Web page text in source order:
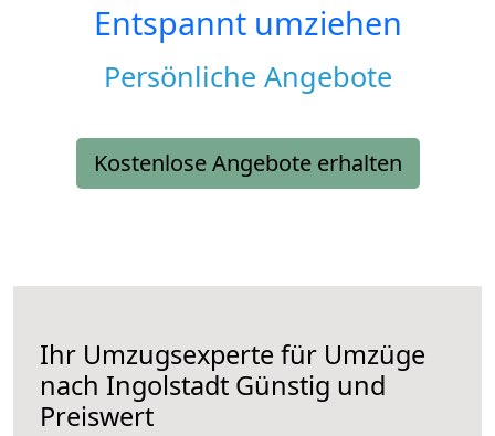
Entspannt umziehen
Persönliche Angebote
Kostenlose Angebote erhalten
Ihr Umzugsexperte für Umzüge
nach Ingolstadt Günstig und
Preiswert